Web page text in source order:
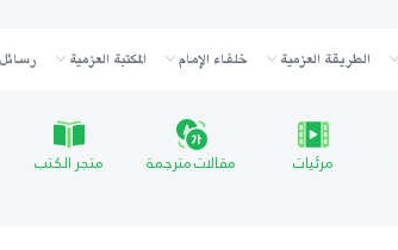
الطريقة العزمية خلفاء الإمام المكتبة العزمية
مرئيات مقالات مترجمة متجر الكتب